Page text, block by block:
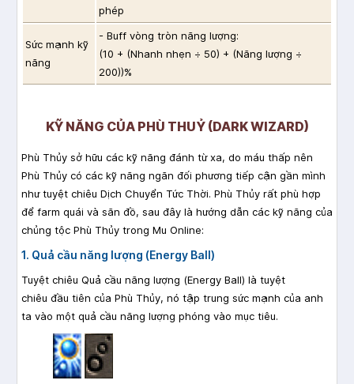
phép
Sức mạnh kỹ
năng
- Buff vòng tròn năng lượng:
(10 + (Nhanh nhẹn ÷ 50) + (Năng lượng ÷
200))%
KỸ NĂNG CỦA PHÙ THUỶ (DARK WIZARD)
Phù Thủy sở hữu các kỹ năng đánh từ xa, do máu thấp nên
Phù Thủy có các kỹ năng ngăn đối phương tiếp cận gần mình
như tuyệt chiêu Dịch Chuyển Tức Thời. Phù Thủy rất phù hợp
để farm quái và săn đồ, sau đây là hướng dẫn các kỹ năng của
chủng tộc Phù Thủy trong Mu Online:
1. Quả cầu năng lượng (Energy Ball)
Tuyệt chiêu Quả cầu năng lượng (Energy Ball) là tuyệt
chiêu đầu tiên của Phù Thủy, nó tập trung sức mạnh của anh
ta vào một quả cầu năng lượng phóng vào mục tiêu.